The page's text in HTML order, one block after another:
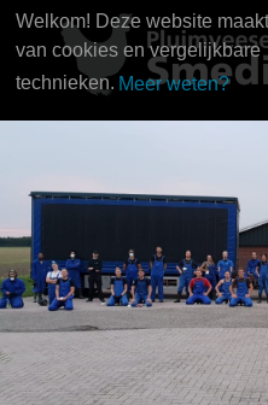
Welkom! Deze website
van cookies en vergelijkbare
technieken. Meer weten?